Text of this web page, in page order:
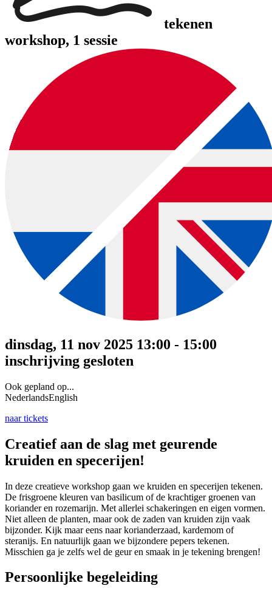
tekenen
workshop, 1 sessie
dinsdag, 11 nov 2025 13:00 - 15:00
inschrijving gesloten
Ook gepland op...
NederlandsEnglish
naar tickets
Creatief aan de slag met geurende
kruiden en specerijen!
In deze creatieve workshop gaan we kruiden en specerijen tekenen.
De frisgroene kleuren van basilicum of de krachtiger groenen van
koriander en rozemarijn. Met allerlei schakeringen en eigen vormen.
Niet alleen de planten, maar ook de zaden van kruiden zijn vaak
bijzonder. Kijk maar eens naar korianderzaad, kardemom of
steranijs. En natuurlijk gaan we bijzondere pepers tekenen.
Misschien ga je zelfs wel de geur en smaak in je tekening brengen!
Persoonlijke begeleiding